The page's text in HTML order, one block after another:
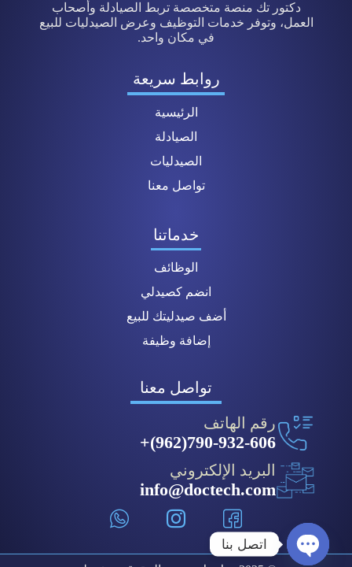
دكتور تك منصة متخصصة تربط الصيادلة وأصحاب
العمل، وتوفر خدمات التوظيف وعرض الصيدليات للبيع
في مكان واحد.
روابط سريعة
الرئيسية
الصيادلة
الصيدليات
تواصل معنا
خدماتنا
الوظائف
انضم كصيدلي
أضف صيدليتك للبيع
إضافة وظيفة
تواصل معنا
رقم الهاتف
790-932-606(962)+
البريد الإلكتروني
info@doctech.com
اتصل بنا